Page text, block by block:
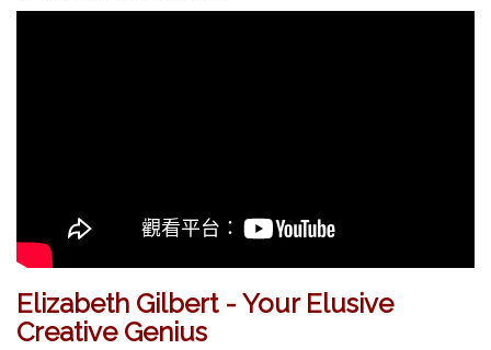
Elizabeth Gilbert - Your Elusive
Creative Genius